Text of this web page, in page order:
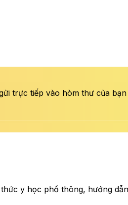
trực tiếp vào hòm thư của bạn
y học phổ thông, hướng